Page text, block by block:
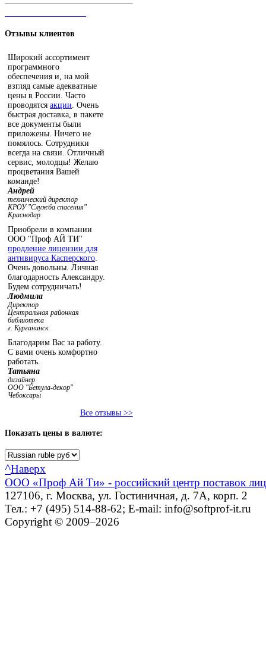
Отзывы клиентов
Широкий ассортимент
программного
обеспечения и, на мой
взгляд самые адекватные
цены в России. Часто
проводятся акции . Очень
быстрая доставка, в пакете
все документы были
приложены. Ничего не
помялось. Сотрудники
всегда на связи. Отличный
сервис, молодцы! Желаю
процветания Вашей
команде!
Андрей
технический директор
КРОУ "Служба спасения"
Краснодар
Приобрели в компании
ООО "Проф АЙ ТИ"
продление лицензии для
антивируса Касперского
Очень довольны. Личная
благодарность Александру.
Будем сотрудничать!
Людмила
Директор
Центральная районная
библиотека
г. Курганинск
Благодарим Вас за работу.
С вами очень комфортно
работать.
Татьяна
дизайнер
ООО "Бетула-декор"
Чебоксары
Все отзывы >>
Показать цены в валюте:
^Наверх
ООО «Проф Ай Ти» - российский центр поставок
127106, г. Москва, ул. Гостиничная, д. 7А, корп. 2
Тел.: +7 (495) 514-88-62; E-mail: info@softprof-it.ru
Copyright © 2009–2026